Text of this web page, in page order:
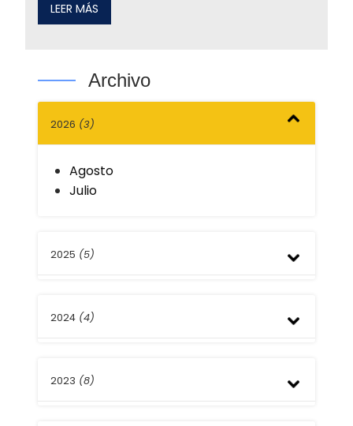
LEER MÁS
Archivo
2026 (3)
Agosto
Julio
2025 (5)
Agosto
2024 (4)
Mayo
2023 (8)